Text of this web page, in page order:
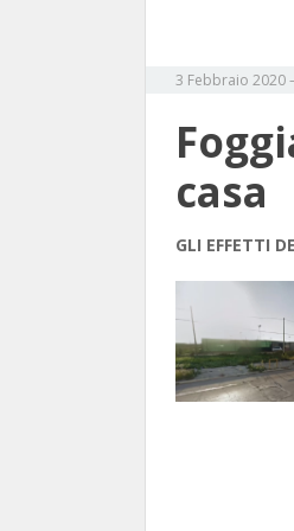
3 Febbraio 2020
casa
GLI EFFETTI